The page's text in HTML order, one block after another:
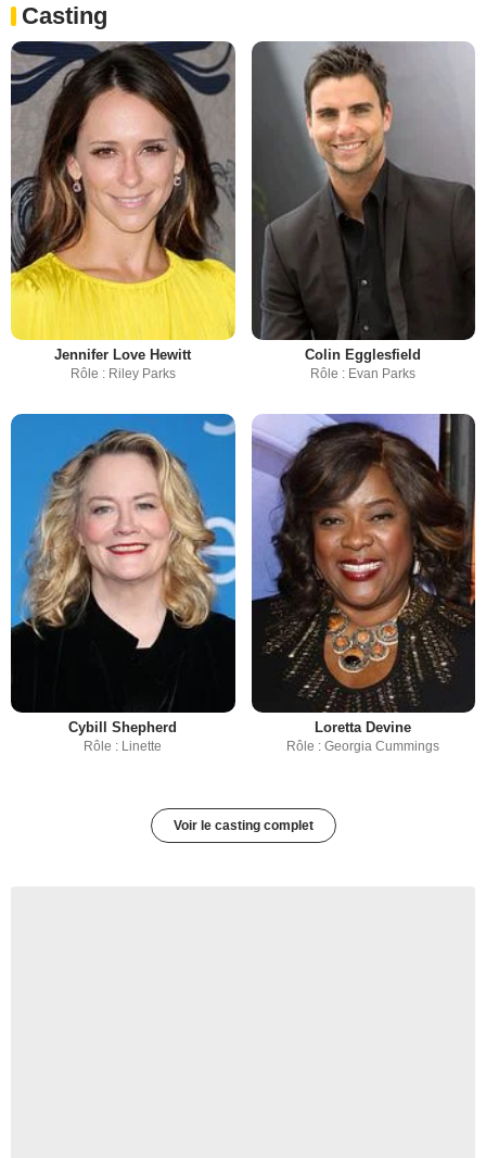
Casting
Jennifer Love Hewitt
Rôle : Riley Parks
Colin Egglesfield
Rôle : Evan Parks
Cybill Shepherd
Rôle : Linette
Loretta Devine
Rôle : Georgia Cummings
Voir le casting complet